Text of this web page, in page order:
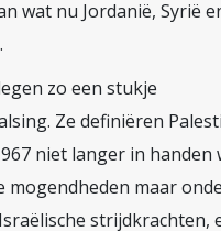
wat nu Jordanië, Syrië
zo een stukje
Ze definiëren
niet langer in handen
mogendheden maar
strijdkrachten,